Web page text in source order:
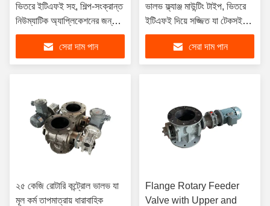
ভিতরে ইটিএফই সহ, শিল্প-সংক্রান্ত
নিউম্যাটিক অ্যাপ্লিকেশনের জন্য
শক্তিশালী সিলিং প্রদান করে
সেরা দাম পান
ভালভ ফ্ল্যাঞ্জ মাউন্টিং টাইপ, ভিতরে
ইটিএফই দিয়ে সজ্জিত যা টেকসই
এবং ধারাবাহিক অপারেশন নিশ্চিত
সেরা দাম পান
২৫ কেজি রোটারি কন্ট্রোল ভালভ যা
মূল কর্ম তাপমাত্রায় ধারাবাহিক
Flange Rotary Feeder
Valve with Upper and